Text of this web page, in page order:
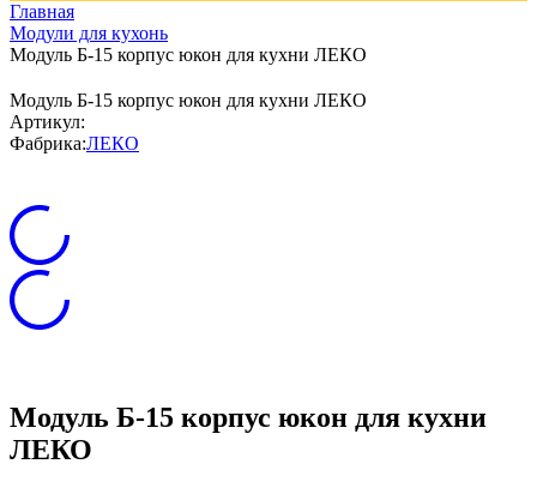
Главная
Модули для кухонь
Модуль Б-15 корпус юкон для кухни ЛЕКО
Модуль Б-15 корпус юкон для кухни ЛЕКО
Артикул:
Фабрика:ЛЕКО
Модуль Б-15 корпус юкон для кухни
ЛЕКО